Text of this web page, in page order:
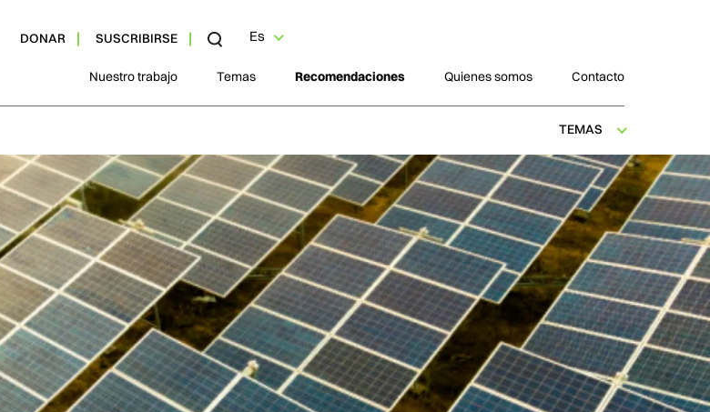
DONAR SUSCRIBIRSE Es
Nuestro trabajo Temas Recomendaciones Quienes somos Contacto
TEMAS